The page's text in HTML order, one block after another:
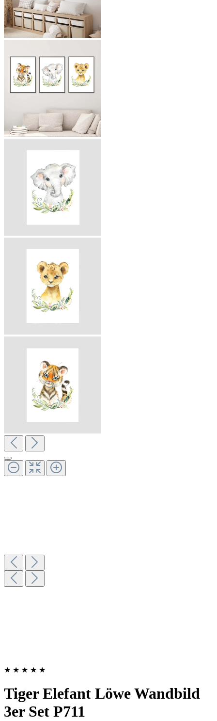
★ ★ ★ ★ ★
Tiger Elefant Löwe Wandbild
3er Set P711